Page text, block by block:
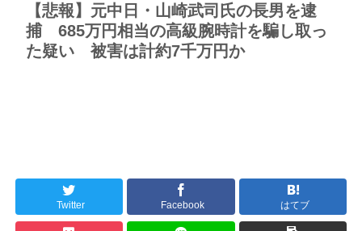
【悲報】元中日・山崎武司氏の長男を逮
捕 685万円相当の高級腕時計を騙し取っ
た疑い 被害は計約7千万円か
Twitter Facebook はてブ